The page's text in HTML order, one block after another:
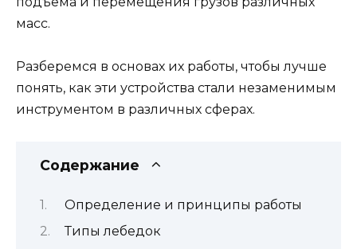
масс.
Разберемся в основах их работы, чтобы лучше
понять, как эти устройства стали незаменимым
инструментом в различных сферах.
Содержание
Определение и принципы работы
Типы лебедок